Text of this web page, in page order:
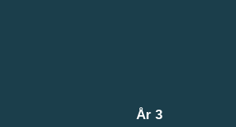
År 3